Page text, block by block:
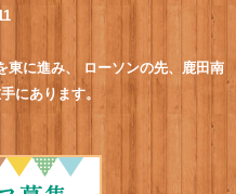
に進み、
ローソンの先、鹿田南
にあります。